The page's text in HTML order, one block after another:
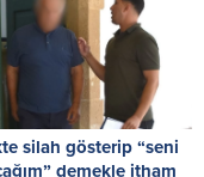
silah gösterip “seni
demekle itham